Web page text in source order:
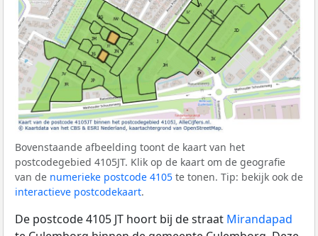
Bovenstaande afbeelding toont de kaart van het
postcodegebied 4105JT. Klik op de kaart om de geografie
van de numerieke postcode 4105 te tonen. Tip: bekijk ook de
interactieve postcodekaart.
De postcode 4105 JT hoort bij de straat Mirandapad